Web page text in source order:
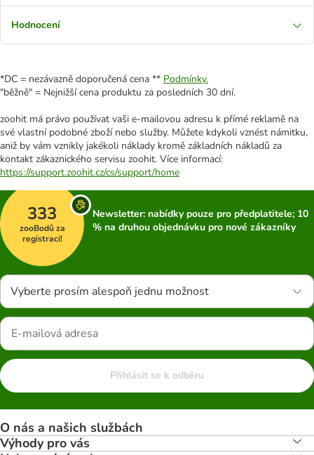
Hodnocení
*DC = nezávazně doporučená cena ** Podmínky.
"běžně" = Nejnižší cena produktu za posledních 30 dní.
zoohit má právo používat vaši e-mailovou adresu k přímé reklamě na
své vlastní podobné zboží nebo služby. Můžete kdykoli vznést námitku,
aniž by vám vznikly jakékoli náklady kromě základních nákladů za
kontakt zákaznického servisu zoohit. Více informací:
https://support.zoohit.cz/cs/support/home
333
zooBodů za
registraci!
Newsletter: nabídky pouze pro předplatitele; 10
% na druhou objednávku pro nové zákazníky
Vyberte prosím alespoň jednu možnost
Přihlásit se k odběru
O nás a našich službách
Výhody pro vás